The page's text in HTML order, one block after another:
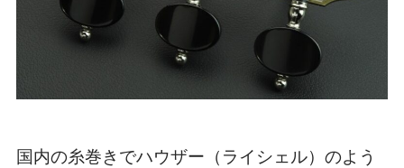
国内の糸巻きでハウザー（ライシェル）のよう